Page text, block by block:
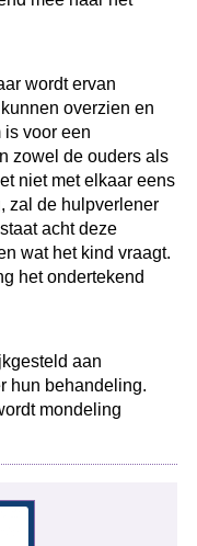
wordt ervan
overzien en
voor een
zowel de ouders als
niet met elkaar eens
zal de hulpverlener
acht deze
wat het kind vraagt.
het ondertekend
aan
hun behandeling.
mondeling